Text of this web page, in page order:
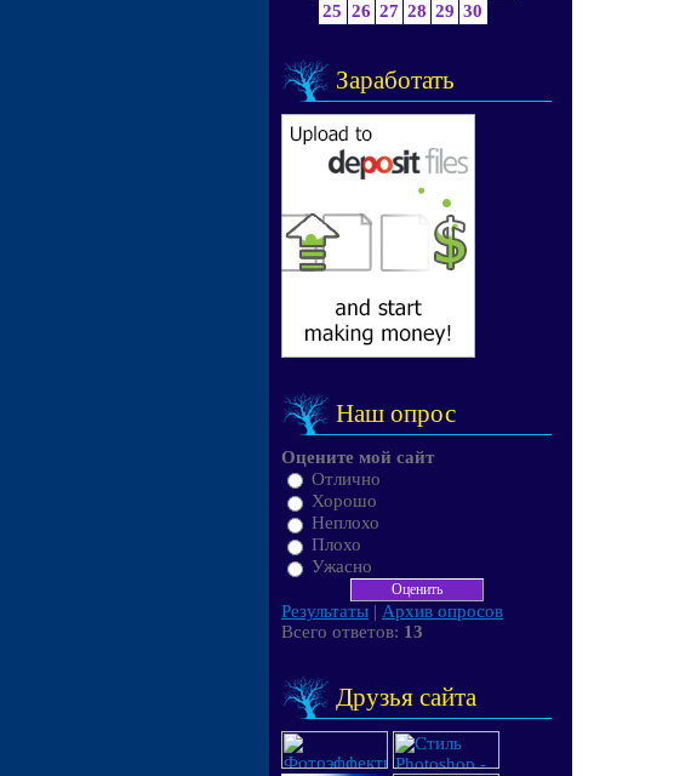
25 26 27 28 29 30
Заработать
Наш опрос
Оцените мой сайт
Отлично
Хорошо
Неплохо
Плохо
Ужасно
Результаты | Архив опросов
Всего ответов: 13
Друзья сайта